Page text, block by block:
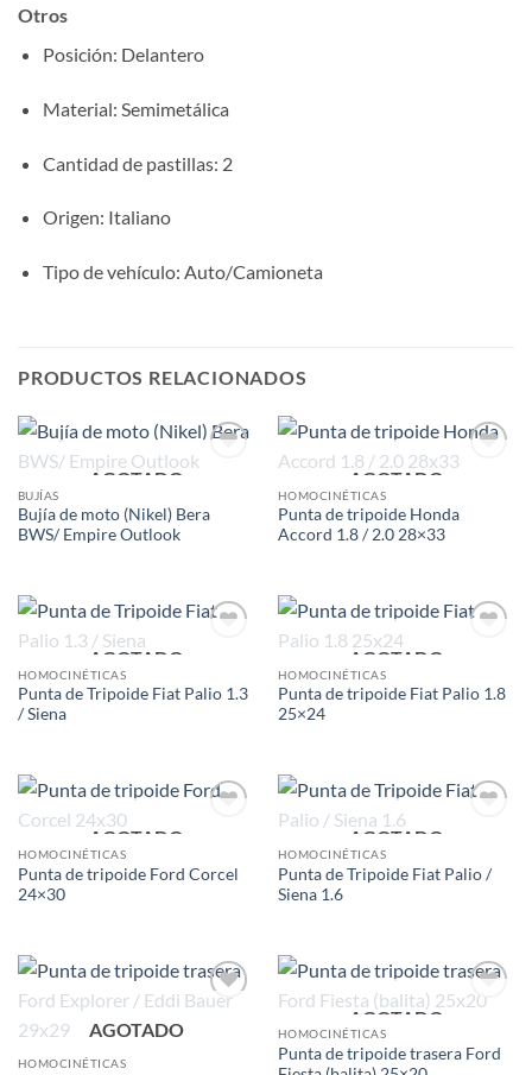
Otros
Posición: Delantero
Material: Semimetálica
Cantidad de pastillas: 2
Origen: Italiano
Tipo de vehículo: Auto/Camioneta
PRODUCTOS RELACIONADOS
AGOTADO
BUJÍAS
Bujía de moto (Nikel) Bera
BWS/ Empire Outlook
AGOTADO
HOMOCINÉTICAS
Punta de tripoide Honda
Accord 1.8 / 2.0 28×33
AGOTADO
HOMOCINÉTICAS
Punta de Tripoide Fiat Palio 1.3
/ Siena
AGOTADO
HOMOCINÉTICAS
Punta de tripoide Fiat Palio 1.8
25×24
AGOTADO
HOMOCINÉTICAS
Punta de tripoide Ford Corcel
24×30
AGOTADO
HOMOCINÉTICAS
Punta de Tripoide Fiat Palio /
Siena 1.6
AGOTADO
HOMOCINÉTICAS
AGOTADO
HOMOCINÉTICAS
Punta de tripoide trasera Ford